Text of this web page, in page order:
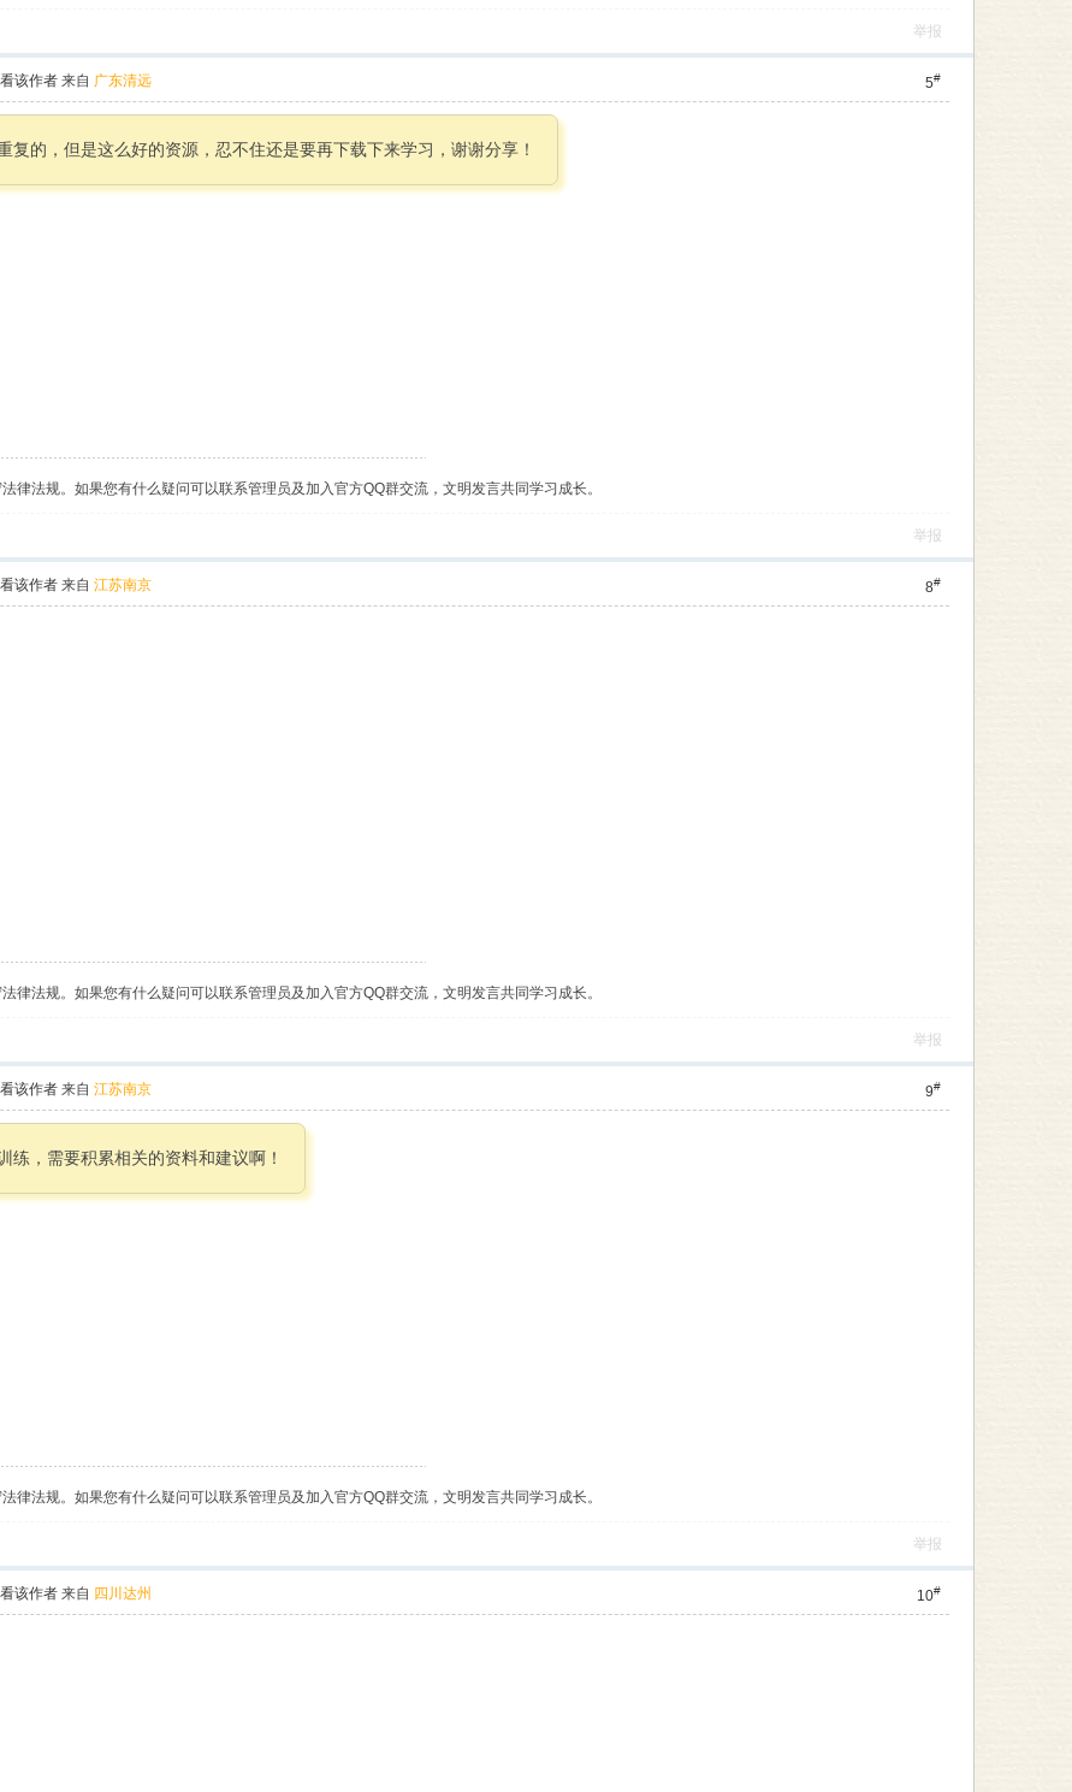
举报
5#
该作者来自 广东清远
复的，但是这么好的资源，忍不住还是要再下载下来学习，谢谢分享！
律法规。如果您有什么疑问可以联系管理员及加入官方QQ群交流，文明发言共同学习成长。
举报
8#
该作者来自 江苏南京
律法规。如果您有什么疑问可以联系管理员及加入官方QQ群交流，文明发言共同学习成长。
举报
9#
该作者来自 江苏南京
练，需要积累相关的资料和建议啊！
律法规。如果您有什么疑问可以联系管理员及加入官方QQ群交流，文明发言共同学习成长。
举报
10#
该作者来自 四川达州